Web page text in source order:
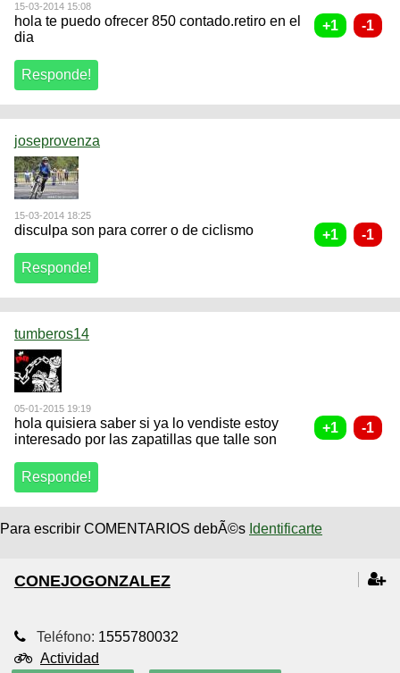
15-03-2014 15:08
hola te puedo ofrecer 850 contado.retiro en el
dia
joseprovenza
15-03-2014 18:25
disculpa son para correr o de ciclismo
tumberos14
05-01-2015 19:19
hola quisiera saber si ya lo vendiste estoy
interesado por las zapatillas que talle son
Para escribir COMENTARIOS debÃ©s Identificarte
CONEJOGONZALEZ
Teléfono: 1555780032
Actividad